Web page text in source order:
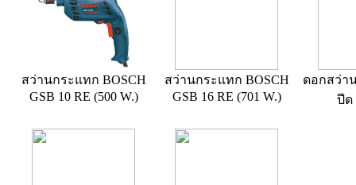
สว่านกระแทก BOSCH
GSB 10 RE (500 W.)
สว่านกระแทก BOSCH
GSB 16 RE (701 W.)
ดอกสว่า
ปีด